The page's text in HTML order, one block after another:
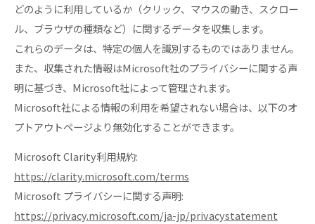
どのように利用しているか（クリック、マウスの動き、スクロー
ル、ブラウザの種類など）に関するデータを収集します。
これらのデータは、特定の個人を識別するものではありません。
また、収集された情報はMicrosoft社のプライバシーに関する声
明に基づき、Microsoft社によって管理されます。
Microsoft社による情報の利用を希望されない場合は、以下のオ
プトアウトページより無効化することができます。
Microsoft Clarity利用規約:
https://clarity.microsoft.com/terms
Microsoft プライバシーに関する声明:
https://privacy.microsoft.com/ja-jp/privacystatement